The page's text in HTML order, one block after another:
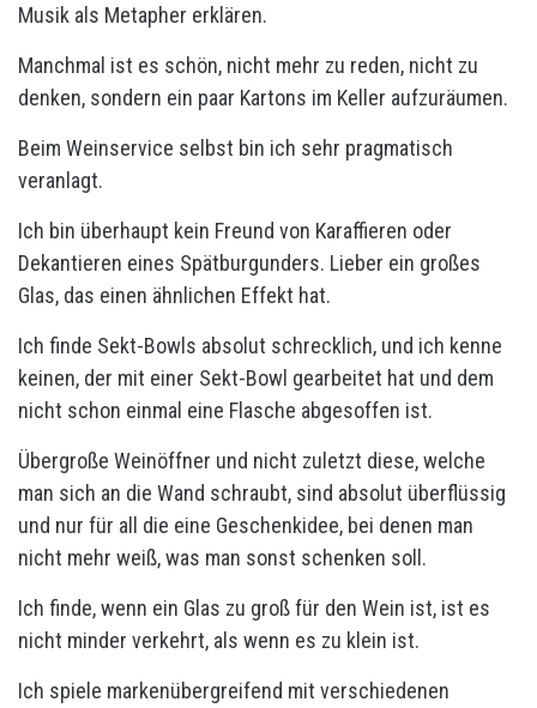
Musik als Metapher erklären.
Manchmal ist es schön, nicht mehr zu reden, nicht zu
denken, sondern ein paar Kartons im Keller aufzuräumen.
Beim Weinservice selbst bin ich sehr pragmatisch
veranlagt.
Ich bin überhaupt kein Freund von Karaffieren oder
Dekantieren eines Spätburgunders. Lieber ein großes
Glas, das einen ähnlichen Effekt hat.
Ich finde Sekt-Bowls absolut schrecklich, und ich kenne
keinen, der mit einer Sekt-Bowl gearbeitet hat und dem
nicht schon einmal eine Flasche abgesoffen ist.
Übergroße Weinöffner und nicht zuletzt diese, welche
man sich an die Wand schraubt, sind absolut überflüssig
und nur für all die eine Geschenkidee, bei denen man
nicht mehr weiß, was man sonst schenken soll.
Ich finde, wenn ein Glas zu groß für den Wein ist, ist es
nicht minder verkehrt, als wenn es zu klein ist.
Ich spiele markenübergreifend mit verschiedenen